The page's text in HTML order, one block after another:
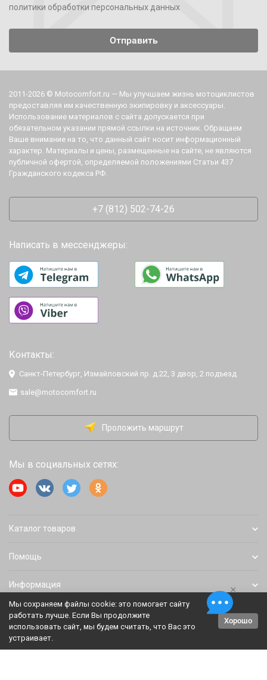
политики обработки персональных данных
2011-2026 © Motocomfort.ru — Мы улучшаем жизнь мотоциклистов
предоставляя им качественную экипировку и аксессуары.
Использование материалов с сайта допускается при
обязательном указании прямой ссылки на источник. Обращаем
Ваше внимание на то, что данный сайт носит информационный
характер. Материалы и цены, размещенные на сайте, не являются
публичной офертой, определяемой положениями Статьи 437
Гражданского кодекса РФ.
+7 (812) 502-74-26
Написать в мессенджеры:
Контакты:
Санкт-Петербург, Измайловский пр. д.22, 3 двор, 2 подъезд
sale@motocomfort.ru
Проложить маршрут
Мы в социальных сетях:
Каталог товаров
Помощь
Информация
Политика персональных данных
Мы сохраняем файлы cookie: это помогает сайту
работать лучше. Если Вы продолжите
использовать сайт, мы будем считать, что Вас это
устраивает.
Хорошо
×